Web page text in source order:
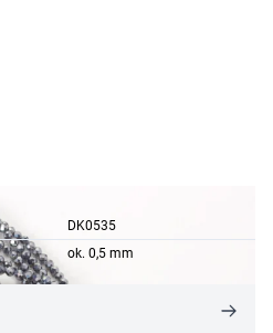
DK0535
ok. 0,5 mm